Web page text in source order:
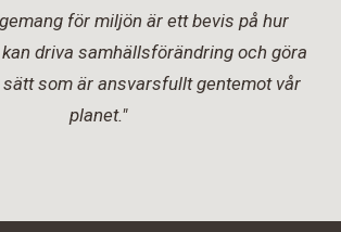
för miljön är ett bevis på hur
driva samhällsförändring och göra
som är ansvarsfullt gentemot vår
planet."